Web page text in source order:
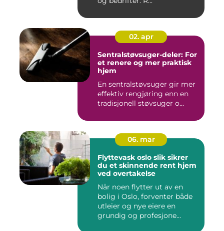
02. apr
Sentralstøvsuger-deler: For
et renere og mer praktisk
hjem
En sentralstøvsuger gir mer
effektiv rengjøring enn en
tradisjonell støvsuger o...
06. mar
Flyttevask oslo slik sikrer
du et skinnende rent hjem
ved overtakelse
Når noen flytter ut av en
bolig i Oslo, forventer både
utleier og nye eiere en
grundig og profesjone...